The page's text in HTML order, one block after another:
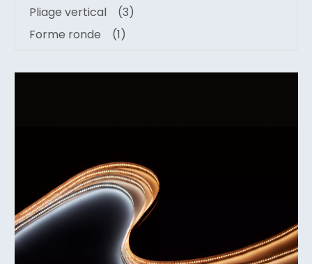
Pliage vertical
(3)
Forme ronde
(1)